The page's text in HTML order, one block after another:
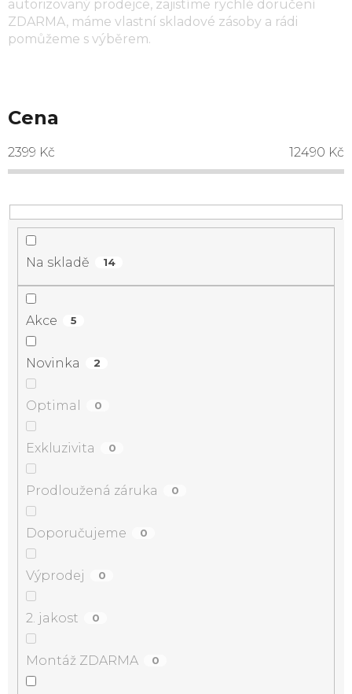
autorizovaný prodejce, zajistíme rychlé doručení
ZDARMA, máme vlastní skladové zásoby a rádi
pomůžeme s výběrem.
Cena
2399 Kč 12490 Kč
Na skladě 14
Akce 5
Novinka 2
Optimal 0
Exkluzivita 0
Prodloužená záruka 0
Doporučujeme 0
Výprodej 0
2. jakost 0
Montáž ZDARMA 0